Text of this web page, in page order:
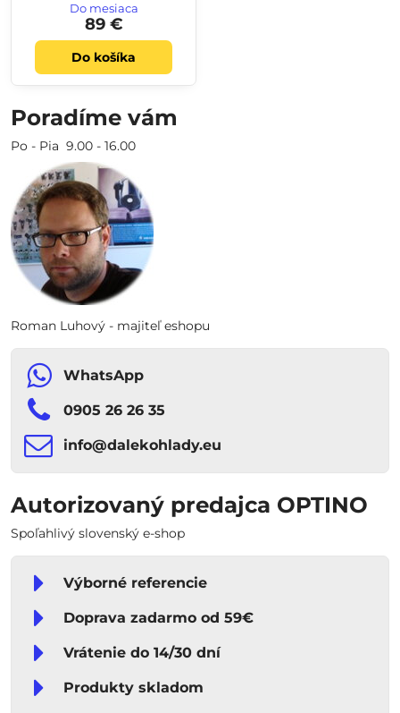
Do mesiaca
89 €
Do košíka
Poradíme vám
Po - Pia 9.00 - 16.00
Roman Luhový - majiteľ eshopu
WhatsApp
0905 26 26 35
info​​@dalekohlady​​.eu
Autorizovaný predajca OPTINO
Spoľahlivý slovenský e-shop
Výborné referencie
Doprava zadarmo od 59€
Vrátenie do 14/30 dní
Produkty skladom